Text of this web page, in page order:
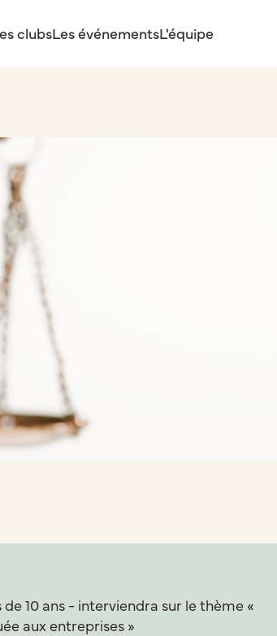
clubsLes événementsL'équipe
10 ans - interviendra sur le thème «
aux entreprises »